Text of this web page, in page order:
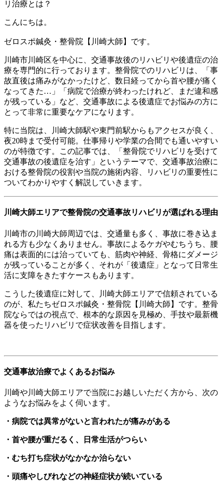
こんにちは。
ゼロスポ鍼灸・整骨院【川崎大師】です。
川崎市川崎区を中心に、交通事故後のリハビリや後遺症の治
療を専門的に行っております。整骨院でのリハビリは、「事
故直後は痛みがなかったけど、数日経ってから首や腰が痛く
なってきた…」「病院で治療が終わったけれど、まだ違和感
が残っている」など、交通事故による後遺症でお悩みの方に
とって非常に重要なケアになります。
特に当院は、川崎大師駅や東門前駅からもアクセスが良く、
夜20時まで受付可能。仕事帰りや学業の合間でも通いやすい
のが特徴です。この記事では、「整骨院でリハビリを受けて
交通事故の後遺症を治す」というテーマで、交通事故治療に
おける整骨院の役割や当院の施術内容、リハビリの重要性に
ついてわかりやすく解説していきます。
川崎大師エリアで整骨院の交通事故リハビリが選ばれる理由
川崎市の川崎大師周辺では、交通量も多く、事故に巻き込ま
れる方も少なくありません。事故によるケガやむちうち、腰
痛は表面的には治っていても、筋肉や神経、骨格にダメージ
が残っていることが多く、それが「後遺症」となって日常生
活に支障をきたすケースもあります。
こうした後遺症に対して、川崎大師エリアで信頼されている
のが、私たちゼロスポ鍼灸・整骨院【川崎大師】です。整骨
院ならではの視点で、根本的な原因を見極め、手技や最新機
器を使ったリハビリで症状改善を目指します。
交通事故治療でよくあるお悩み
川崎や川崎大師エリアで当院にお越しいただく方から、次の
ようなお悩みをよく伺います。
・病院では異常がないと言われたが痛みがある
・首や腰が重だるく、日常生活がつらい
・むち打ち症状がなかなか治らない
・頭痛やしびれなどの神経症状が続いている